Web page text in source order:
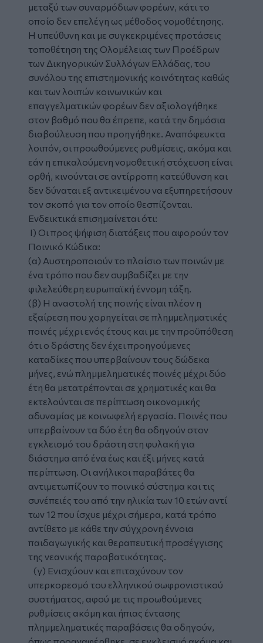
μεταξύ των συναρμόδιων φορέων, κάτι το
οποίο δεν επελέγη ως μέθοδος νομοθέτησης.
Η υπεύθυνη και με συγκεκριμένες προτάσεις
τοποθέτηση της Ολομέλειας των Προέδρων
των Δικηγορικών Συλλόγων Ελλάδας, του
συνόλου της επιστημονικής κοινότητας καθώς
και των λοιπών κοινωνικών και
επαγγελματικών φορέων δεν αξιολογήθηκε
στον βαθμό που θα έπρεπε, κατά την δημόσια
διαβούλευση που προηγήθηκε. Αναπόφευκτα
λοιπόν, οι προωθούμενες ρυθμίσεις, ακόμα και
εάν η επικαλούμενη νομοθετική στόχευση είναι
ορθή, κινούνται σε αντίρροπη κατεύθυνση και
δεν δύναται εξ αντικειμένου να εξυπηρετήσουν
τον σκοπό για τον οποίο θεσπίζονται.
Ενδεικτικά επισημαίνεται ότι:
Ι) Οι προς ψήφιση διατάξεις που αφορούν τον
Ποινικό Κώδικα:
(α) Αυστηροποιούν το πλαίσιο των ποινών με
ένα τρόπο που δεν συμβαδίζει με την
φιλελεύθερη ευρωπαϊκή έννομη τάξη.
(β) Η αναστολή της ποινής είναι πλέον η
εξαίρεση που χορηγείται σε πλημμεληματικές
ποινές μέχρι ενός έτους και με την προϋπόθεση
ότι ο δράστης δεν έχει προηγούμενες
καταδίκες που υπερβαίνουν τους δώδεκα
μήνες, ενώ πλημμεληματικές ποινές μέχρι δύο
έτη θα μετατρέπονται σε χρηματικές και θα
εκτελούνται σε περίπτωση οικονομικής
αδυναμίας με κοινωφελή εργασία. Ποινές που
υπερβαίνουν τα δύο έτη θα οδηγούν στον
εγκλεισμό του δράστη στη φυλακή για
διάστημα από ένα έως και έξι μήνες κατά
περίπτωση. Οι ανήλικοι παραβάτες θα
αντιμετωπίζουν το ποινικό σύστημα και τις
συνέπειές του από την ηλικία των 10 ετών αντί
των 12 που ίσχυε μέχρι σήμερα, κατά τρόπο
αντίθετο με κάθε την σύγχρονη έννοια
παιδαγωγικής και θεραπευτική προσέγγισης
της νεανικής παραβατικότητας.
(γ) Ενισχύουν και επιταχύνουν τον
υπερκορεσμό του ελληνικού σωφρονιστικού
συστήματος, αφού με τις προωθούμενες
ρυθμίσεις ακόμη και ήπιας έντασης
πλημμεληματικές παραβάσεις θα οδηγούν,